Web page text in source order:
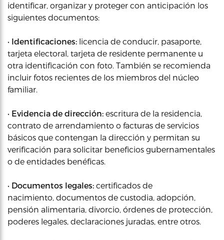
identificar, organizar y proteger con anticipación los
siguientes documentos:
• Identificaciones: licencia de conducir, pasaporte,
tarjeta electoral, tarjeta de residente permanente u
otra identificación con foto. También se recomienda
incluir fotos recientes de los miembros del núcleo
familiar.
• Evidencia de dirección: escritura de la residencia,
contrato de arrendamiento o facturas de servicios
básicos que contengan la dirección y permitan su
verificación para solicitar beneficios gubernamentales
o de entidades benéficas.
• Documentos legales: certificados de
nacimiento, documentos de custodia, adopción,
pensión alimentaria, divorcio, órdenes de protección,
poderes legales, declaraciones juradas, entre otros.